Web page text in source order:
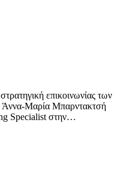
επικοινωνίας των
Άννα-Μαρία Μπαρντακτσή
Specialist στην…